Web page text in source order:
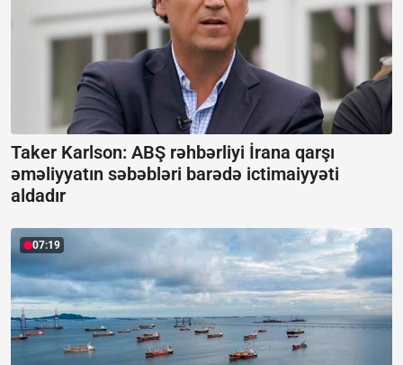
Taker Karlson: ABŞ rəhbərliyi İrana qarşı
əməliyyatın səbəbləri barədə ictimaiyyəti
aldadır
07:19